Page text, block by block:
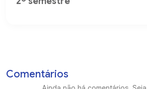
Comentários